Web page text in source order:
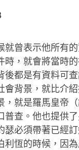
就曾表示他所有
時，就會將當時
後都是有資料可
會背景，就比介
，就是羅馬皇帝
查。他也提供
瑟必須帶著已經
利恆的時候，因